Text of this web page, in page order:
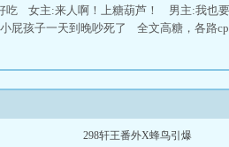
吃 女主:来人啊！上糖葫芦！ 男主:我也
孩子一天到晚吵死了 全文高糖，各路
298轩王番外X蜂鸟引爆